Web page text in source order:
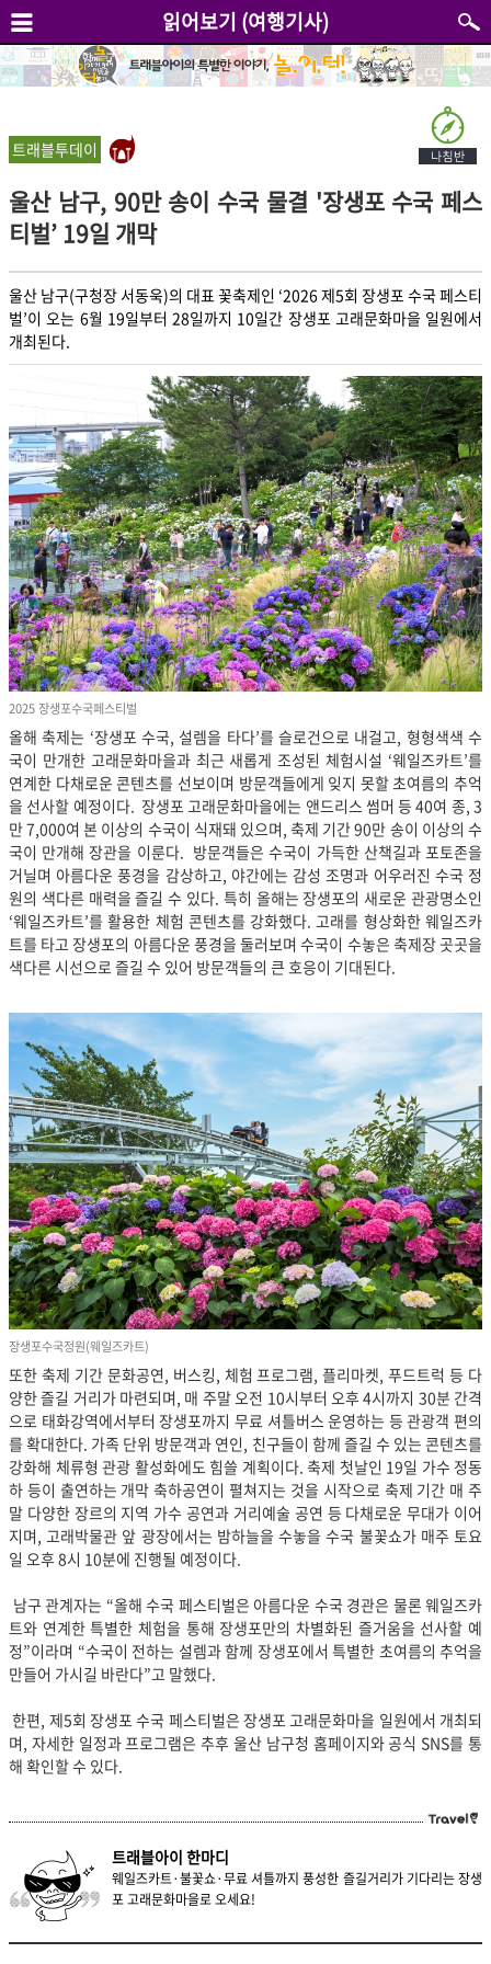
읽어보기 (여행기사)
트래블투데이
울산 남구, 90만 송이 수국 물결 '장생포 수국 페스
티벌’ 19일 개막
울산 남구(구청장 서동욱)의 대표 꽃축제인 ‘2026 제5회 장생포 수국 페스티
벌’이 오는 6월 19일부터 28일까지 10일간 장생포 고래문화마을 일원에서
개최된다.
2025 장생포수국페스티벌
올해 축제는 ‘장생포 수국, 설렘을 타다’를 슬로건으로 내걸고, 형형색색 수
국이 만개한 고래문화마을과 최근 새롭게 조성된 체험시설 ‘웨일즈카트’를
연계한 다채로운 콘텐츠를 선보이며 방문객들에게 잊지 못할 초여름의 추억
을 선사할 예정이다. 장생포 고래문화마을에는 앤드리스 썸머 등 40여 종, 3
만 7,000여 본 이상의 수국이 식재돼 있으며, 축제 기간 90만 송이 이상의 수
국이 만개해 장관을 이룬다. 방문객들은 수국이 가득한 산책길과 포토존을
거닐며 아름다운 풍경을 감상하고, 야간에는 감성 조명과 어우러진 수국 정
원의 색다른 매력을 즐길 수 있다. 특히 올해는 장생포의 새로운 관광명소인
‘웨일즈카트’를 활용한 체험 콘텐츠를 강화했다. 고래를 형상화한 웨일즈카
트를 타고 장생포의 아름다운 풍경을 둘러보며 수국이 수놓은 축제장 곳곳을
색다른 시선으로 즐길 수 있어 방문객들의 큰 호응이 기대된다.
장생포수국정원(웨일즈카트)
또한 축제 기간 문화공연, 버스킹, 체험 프로그램, 플리마켓, 푸드트럭 등 다
양한 즐길 거리가 마련되며, 매 주말 오전 10시부터 오후 4시까지 30분 간격
으로 태화강역에서부터 장생포까지 무료 셔틀버스 운영하는 등 관광객 편의
를 확대한다. 가족 단위 방문객과 연인, 친구들이 함께 즐길 수 있는 콘텐츠를
강화해 체류형 관광 활성화에도 힘쓸 계획이다. 축제 첫날인 19일 가수 정동
하 등이 출연하는 개막 축하공연이 펼쳐지는 것을 시작으로 축제 기간 매 주
말 다양한 장르의 지역 가수 공연과 거리예술 공연 등 다채로운 무대가 이어
지며, 고래박물관 앞 광장에서는 밤하늘을 수놓을 수국 불꽃쇼가 매주 토요
일 오후 8시 10분에 진행될 예정이다.
남구 관계자는 “올해 수국 페스티벌은 아름다운 수국 경관은 물론 웨일즈카
트와 연계한 특별한 체험을 통해 장생포만의 차별화된 즐거움을 선사할 예
정”이라며 “수국이 전하는 설렘과 함께 장생포에서 특별한 초여름의 추억을
만들어 가시길 바란다”고 말했다.
한편, 제5회 장생포 수국 페스티벌은 장생포 고래문화마을 일원에서 개최되
며, 자세한 일정과 프로그램은 추후 울산 남구청 홈페이지와 공식 SNS를 통
해 확인할 수 있다.
트래블아이 한마디
웨일즈카트·불꽃쇼·무료 셔틀까지 풍성한 즐길거리가 기다리는 장생
포 고래문화마을로 오세요!